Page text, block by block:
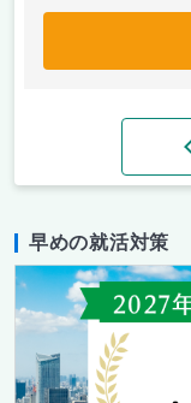
早めの就活対策